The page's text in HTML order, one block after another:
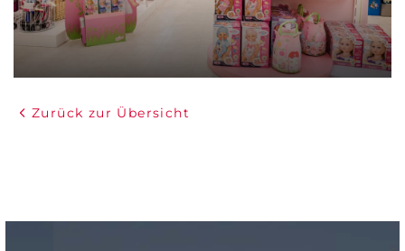
Zurück zur Übersicht